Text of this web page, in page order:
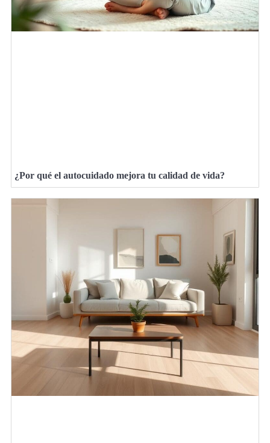
¿Por qué el autocuidado mejora tu calidad de vida?